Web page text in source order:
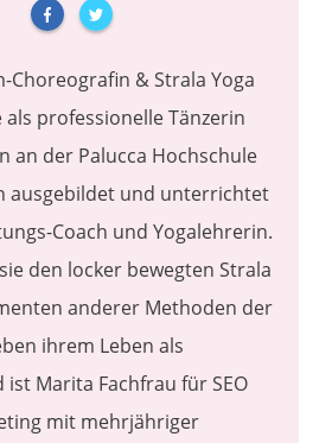
Choreografin & Strala Yoga
als professionelle Tänzerin
an der Palucca Hochschule
ausgebildet und unterrichtet
Coach und Yogalehrerin​.
den locker bewegten Strala
anderer Methoden der
ihrem Leben als
ist Marita Fachfrau für SEO
mit mehrjähriger